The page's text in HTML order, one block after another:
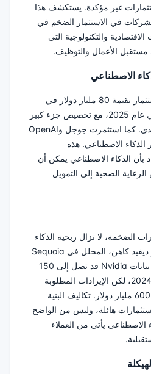
غير مؤكدة. يستكشف هذا
في الاستثمار الضخم في
والتكنولوجية التي
مستقبل الأعمال والتوظيف.
الاصطناعي
أعلنت مايكروسوفت عن استثمار بقيمة 80 مليار دولار في
مراكز البيانات الخاصة بها في عام 2025، مع تخصيص جزء كبير
منها للذكاء الاصطناعي التوليدي. كما استثمرت جوجل وOpenAI
الذكاء الاصطناعي. هذه
بأن الذكاء الاصطناعي يمكن أن
الصحية إلى التمويل
الضخمة، لا تزال ربحية الذكاء
الاصطناعي غير مؤكدة. يقدر ديفيد كاهن، المحلل في Sequoia
Capital، أن إيرادات مراكز بيانات Nvidia قد تصل إلى 150
مليار دولار بحلول نهاية عام 2024، لكن الإيرادات المطلوبة
لضمان الربحية قد تصل إلى 600 مليار دولار. تكاليف البنية
هائلة، وليس من الواضح
الاصطناعي يأتي من العملاء